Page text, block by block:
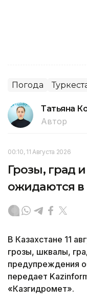
Погода
Татьяна
Автор
00:10, 11 Августа 2026
Грозы, град
ожидаются в
В Казахстане 11
грозы, шквалы,
предупреждения
передает
«Казгидромет».